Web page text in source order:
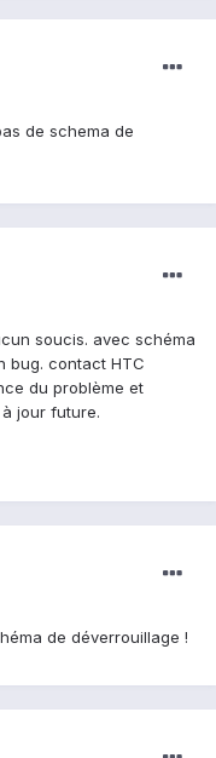
de schema de
soucis. avec schéma
bug. contact HTC
du problème et
jour future.
de déverrouillage !